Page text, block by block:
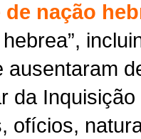
de nação
ausentaram
da
ofícios,